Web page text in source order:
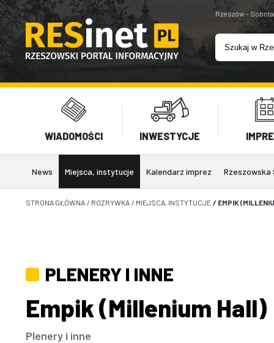
Rzeszów -
WIADOMOŚCI INWESTYCJE
News Miejsca, instytucje Kalendarz imprez Rzeszowska
STRONA GŁÓWNA / ROZRYWKA / MIEJSCA, INSTYTUCJE / EMPIK
PLENERY I INNE
Empik (Millenium Hall)
Plenery i inne